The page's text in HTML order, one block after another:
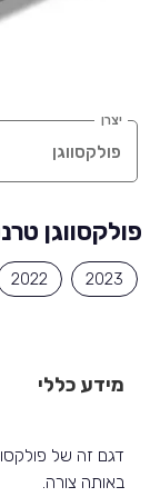
יצרן
פולקסווגן
2023
2022
מידע כללי
באותה צורה.